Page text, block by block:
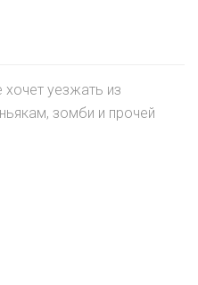
уезжать из
зомби и прочей